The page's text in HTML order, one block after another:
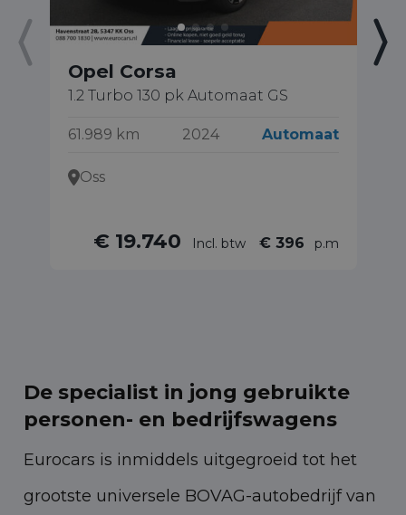
Opel Corsa
1.2 Turbo 130 pk Automaat GS
61.989 km 2024 Automaat
Oss
€ 19.740 Incl. btw € 396 p.m
De specialist in jong gebruikte
personen- en bedrijfswagens
Eurocars is inmiddels uitgegroeid tot het
grootste universele BOVAG-autobedrijf van